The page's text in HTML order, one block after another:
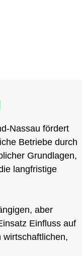
Nassau fördert
Betriebe durch
Grundlagen,
langfristige
aber
Einfluss auf
wirtschaftlichen,